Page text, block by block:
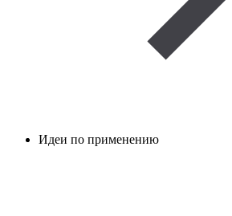
Идеи по применению